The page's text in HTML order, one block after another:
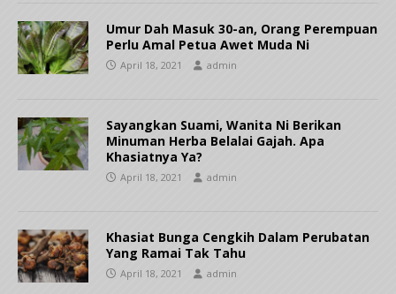
Umur Dah Masuk 30-an, Orang Perempuan
Perlu Amal Petua Awet Muda Ni
April 18, 2021 admin
Sayangkan Suami, Wanita Ni Berikan
Minuman Herba Belalai Gajah. Apa
Khasiatnya Ya?
April 18, 2021 admin
Khasiat Bunga Cengkih Dalam Perubatan
Yang Ramai Tak Tahu
April 18, 2021 admin